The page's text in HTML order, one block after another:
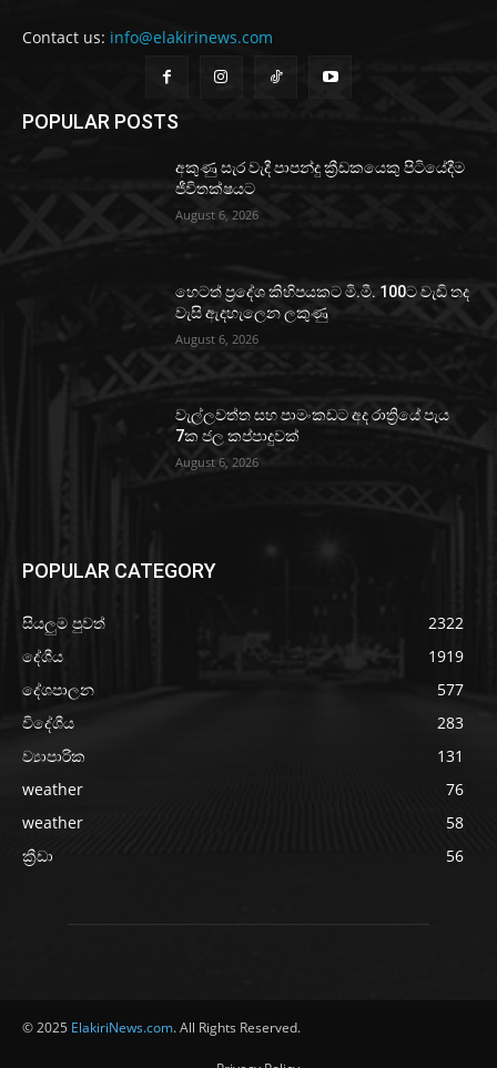
Contact us: info@elakirinews.com
POPULAR POSTS
අකුණු සැර වැදී පාපන්දු ක්‍රීඩකයෙකු පිටියේදීම
ජීවිතක්ෂයට
August 6, 2026
හෙටත් ප්‍රදේශ කිහිපයකට මි.මී. 100ට වැඩි තද
වැසි ඇදහැලෙන ලකුණු
August 6, 2026
වැල්ලවත්ත සහ පාමංකඩට අද රාත්‍රියේ පැය
7ක ජල කප්පාදුවක්
August 6, 2026
POPULAR CATEGORY
සියලුම පුවත්
2322
දේශීය
1919
දේශපාලන
577
විදේශීය
283
ව්‍යාපාරික
131
weather
76
weather
58
ක්‍රීඩා
56
© 2025 ElakiriNews.com. All Rights Reserved.